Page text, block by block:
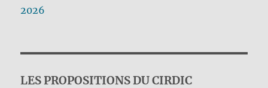
2026
LES PROPOSITIONS DU CIRDIC